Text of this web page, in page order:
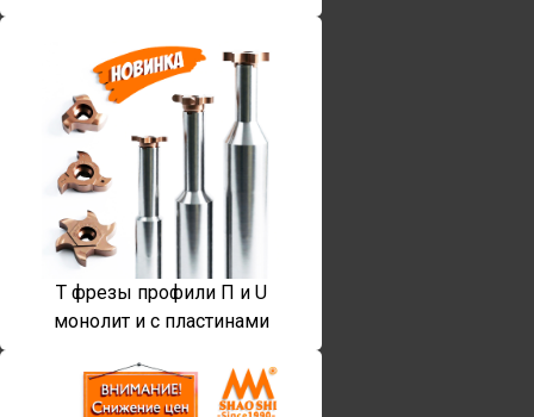
T фрезы профили П и U
монолит и с пластинами